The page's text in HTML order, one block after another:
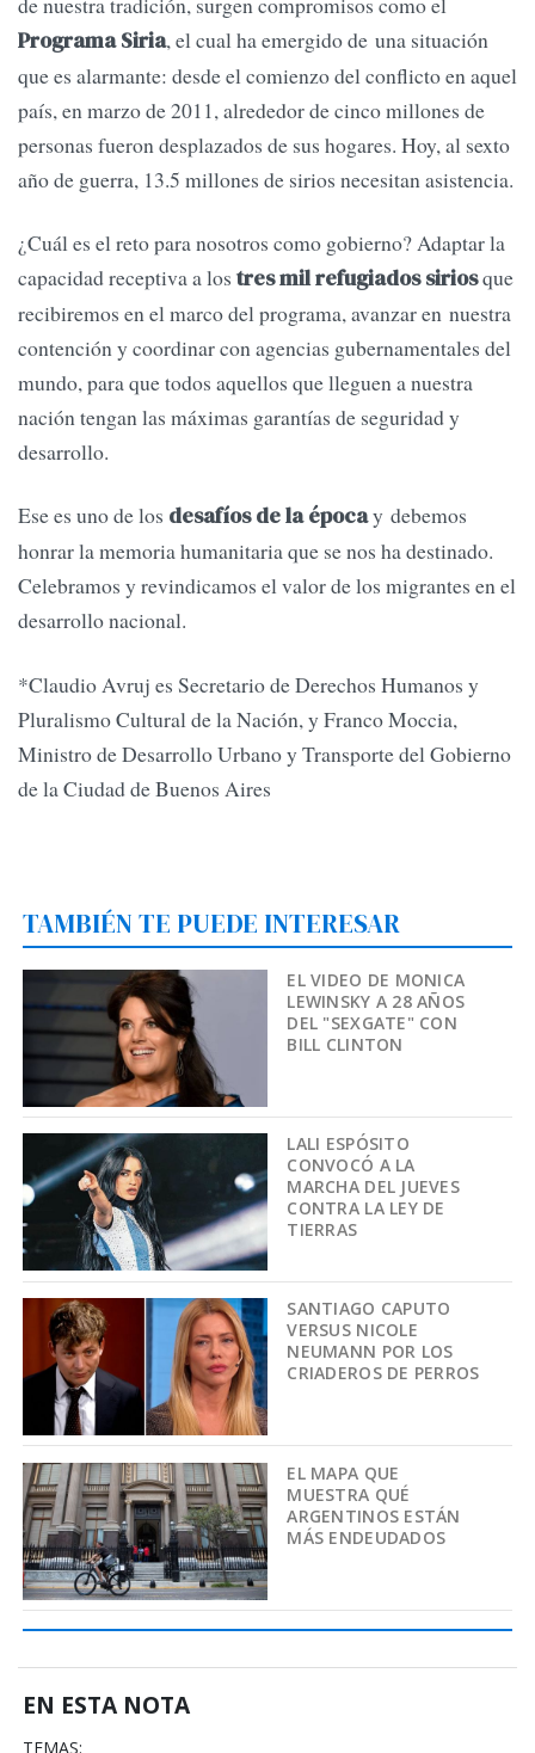
Programa Siria, el cual ha emergido de una situación
que es alarmante: desde el comienzo del conflicto en aquel
país, en marzo de 2011, alrededor de cinco millones de
personas fueron desplazados de sus hogares. Hoy, al sexto
año de guerra, 13.5 millones de sirios necesitan asistencia.
¿Cuál es el reto para nosotros como gobierno? Adaptar la
capacidad receptiva a los tres mil refugiados siriosque
recibiremos en el marco del programa, avanzar en nuestra
contención y coordinar con agencias gubernamentales del
mundo, para que todos aquellos que lleguen a nuestra
nación tengan las máximas garantías de seguridad y
desarrollo.
Ese es uno de los desafíos de la épocay debemos
honrar la memoria humanitaria que se nos ha destinado.
Celebramos y revindicamos el valor de los migrantes en el
desarrollo nacional.
*Claudio Avruj es Secretario de Derechos Humanos y
Pluralismo Cultural de la Nación, y Franco Moccia,
Ministro de Desarrollo Urbano y Transporte del Gobierno
de la Ciudad de Buenos Aires
TAMBIÉN TE PUEDE INTERESAR
EL VIDEO DE MONICA
LEWINSKY A 28 AÑOS
DEL "SEXGATE" CON
BILL CLINTON
LALI ESPÓSITO
CONVOCÓ A LA
MARCHA DEL JUEVES
CONTRA LA LEY DE
TIERRAS
SANTIAGO CAPUTO
VERSUS NICOLE
NEUMANN POR LOS
CRIADEROS DE PERROS
EL MAPA QUE
MUESTRA QUÉ
ARGENTINOS ESTÁN
MÁS ENDEUDADOS
EN ESTA NOTA
TEMAS: